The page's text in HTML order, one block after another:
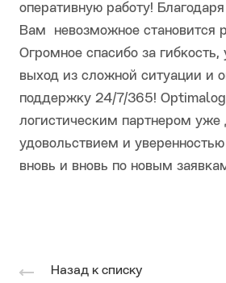
оперативную работу! Благодаря
Вам невозможное становится
Огромное спасибо за гибкость,
выход из сложной ситуации и
поддержку 24/7/365!
логистическим партнером уже
удовольствием и
вновь и вновь по новым
Назад к списку